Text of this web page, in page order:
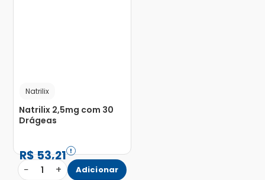
Natrilix
Natrilix 2,5mg com 30
Drágeas
R$53,21
− 1 + Adicionar